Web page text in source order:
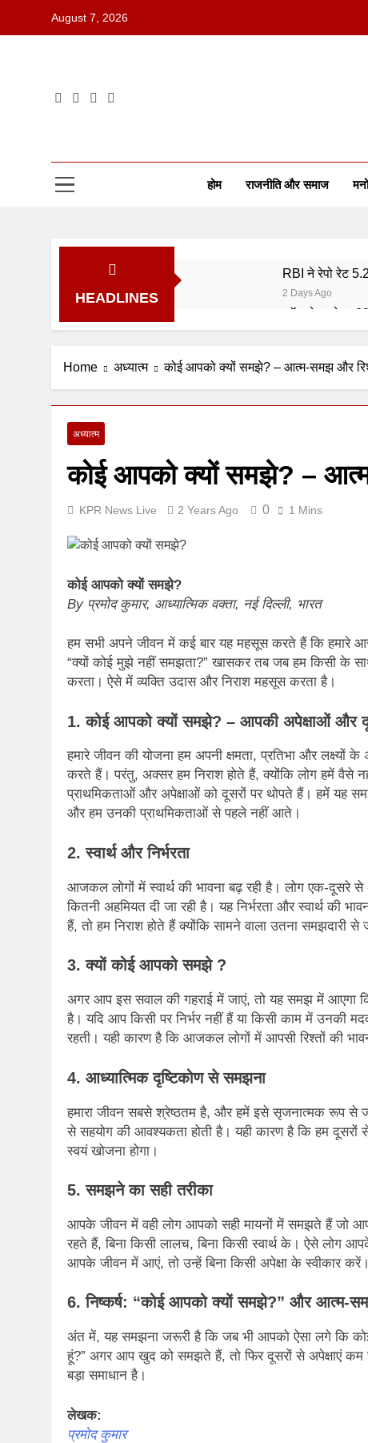
August 7, 2026
होम राजनीति और समाज
HEADLINES
RBI ने रेपो रेट
2 Days Ago
कॉमनवेल्थ गेम्स
5 Days Ago
1 Week Ago
Home अध्यात्म कोई आपको क्यों समझे? – आत्म-समझ और
अध्यात्म
कोई आपको क्यों समझे? –
KPR News Live 2 Years Ago 0 1 Mins
कोई आपको क्यों समझे?
By प्रमोद कुमार, आध्यात्मिक वक्ता, नई दिल्ली, भारत
हम सभी अपने जीवन में कई बार यह महसूस करते हैं कि हमारे
“क्यों कोई मुझे नहीं समझता?” खासकर तब जब हम किसी के
करता। ऐसे में व्यक्ति उदास और निराश महसूस करता है।
1. कोई आपको क्यों समझे? – आपकी अपेक्षाओं और
हमारे जीवन की योजना हम अपनी क्षमता, प्रतिभा और
करते हैं। परंतु, अक्सर हम निराश होते हैं, क्योंकि लोग हमें वैसे
प्राथमिकताओं और अपेक्षाओं को दूसरों पर थोपते हैं। हमें यह
और हम उनकी प्राथमिकताओं से पहले नहीं आते।
2.स्वार्थ और निर्भरता
आजकल लोगों में स्वार्थ की भावना बढ़ रही है। लोग एक-दूसरे
कितनी अहमियत दी जा रही है। यह निर्भरता और स्वार्थ की
हैं, तो हम निराश होते हैं क्योंकि सामने वाला उतना समझदारी से
3.क्यों कोई आपको समझे ?
अगर आप इस सवाल की गहराई में जाएं, तो यह समझ में
है। यदि आप किसी पर निर्भर नहीं हैं या किसी काम में
रहती। यही कारण है कि आजकल लोगों में आपसी रिश्तों की
4. आध्यात्मिक दृष्टिकोण से समझना
हमारा जीवन सबसे श्रेष्ठतम है, और हमें इसे सृजनात्मक रूप से
से सहयोग की आवश्यकता होती है। यही कारण है कि हम दूसरों
स्वयं खोजना होगा।
5.समझने का सही तरीका
आपके जीवन में वही लोग आपको सही मायनों में समझते हैं जो
रहते हैं, बिना किसी लालच, बिना किसी स्वार्थ के। ऐसे लोग
आपके जीवन में आएं, तो उन्हें बिना किसी अपेक्षा के स्वीकार करें।
6. निष्कर्ष: “कोई आपको क्यों समझे?” और आत्म-
अंत में, यह समझना जरूरी है कि जब भी आपको ऐसा लगे कि
हूं?” अगर आप खुद को समझते हैं, तो फिर दूसरों से अपेक्षाएं
बड़ा समाधान है।
लेखक:
प्रमोद कुमार